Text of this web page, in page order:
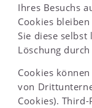
Ihres Besuchs
Cookies
Sie diese
Löschung
Cookies
von
Cookies).